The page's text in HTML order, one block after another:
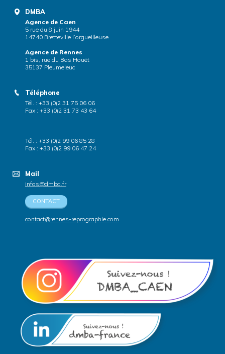
DMBA
Agence de Caen
5 rue du 8 juin 1944
14740 Bretteville l’orgueilleuse
Agence de Rennes
1 bis, rue du Bas Houët
35137 Pleumeleuc
Téléphone
Tél. : +33 (0)2 31 75 06 06
Fax : +33 (0)2 31 73 43 64
Tél. : +33 (0)2 99 06 85 28
Fax : +33 (0)2 99 06 47 24
Mail
infos@dmba.fr
CONTACT
contact@rennes-reprographie.com